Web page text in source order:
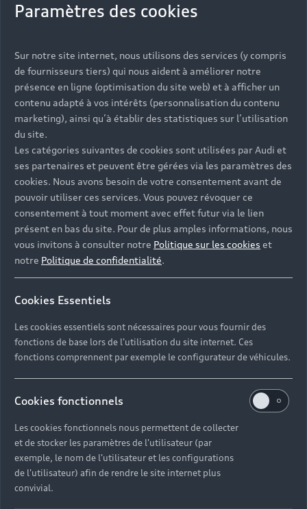
Paramètres des cookies
Sur notre site internet, nous utilisons des services (y compris
de fournisseurs tiers) qui nous aident à améliorer notre
présence en ligne (optimisation du site web) et à afficher un
contenu adapté à vos intérêts (personnalisation du contenu
marketing), ainsi qu’à établir des statistiques sur l’utilisation
du site.
Les catégories suivantes de cookies sont utilisées par Audi et
ses partenaires et peuvent être gérées via les paramètres des
cookies. Nous avons besoin de votre consentement avant de
pouvoir utiliser ces services. Vous pouvez révoquer ce
consentement à tout moment avec effet futur via le lien
présent en bas du site. Pour de plus amples informations, nous
vous invitons à consulter notre Politique sur les cookies et
notre Politique de confidentialité.
Cookies Essentiels
Les cookies essentiels sont nécessaires pour vous fournir des
fonctions de base lors de l'utilisation du site internet. Ces
fonctions comprennent par exemple le configurateur de véhicules.
Cookies fonctionnels
Les cookies fonctionnels nous permettent de collecter
et de stocker les paramètres de l'utilisateur (par
exemple, le nom de l'utilisateur et les configurations
de l'utilisateur) afin de rendre le site internet plus
convivial.